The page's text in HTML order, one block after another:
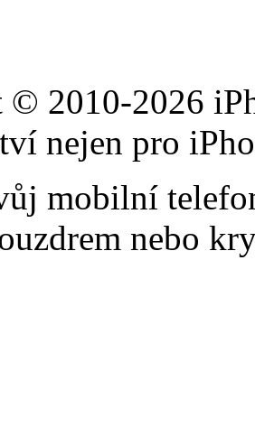
2010-2026
nejen pro
mobilní
nebo